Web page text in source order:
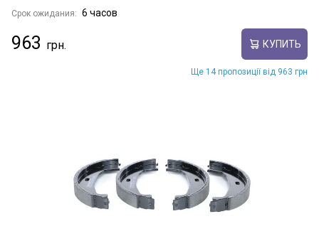
Срок ожидания: 6 часов
963 КУПИТЬ
Ще 14 пропозиції від 963 грн